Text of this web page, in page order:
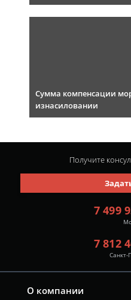
Сумма компенсации
изнасиловании
О компании
7 499
7 812
Санкт-
Получите